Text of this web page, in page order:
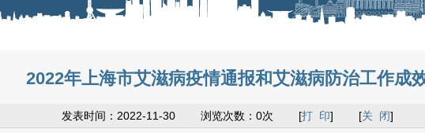
2022年上海市艾滋病疫情通报和艾滋病防治工作成
发表时间：2022-11-30 浏览次数：0次 [打 印] [关 闭]